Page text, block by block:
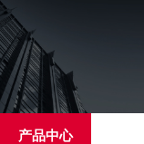
产品中心